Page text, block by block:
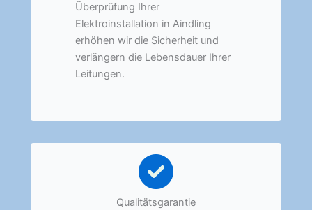
Überprüfung Ihrer
Elektroinstallation in Aindling
erhöhen wir die Sicherheit und
verlängern die Lebensdauer Ihrer
Leitungen.
Qualitätsgarantie